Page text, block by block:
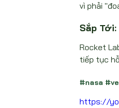
vì phải
Sắp
Rocket
tiếp tục
#nasa
https://